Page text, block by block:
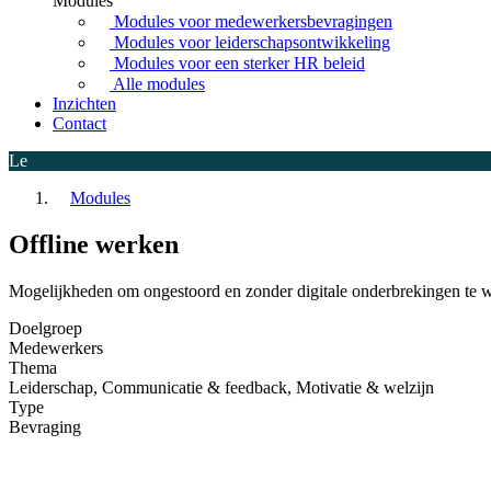
Modules voor medewerkersbevragingen
Modules voor leiderschapsontwikkeling
Modules voor een sterker HR beleid
Alle modules
Inzichten
Contact
Le
Modules
Offline werken
Mogelijkheden om ongestoord en zonder digitale onderbrekingen te
Doelgroep
Medewerkers
Thema
Leiderschap, Communicatie & feedback, Motivatie & welzijn
Type
Bevraging